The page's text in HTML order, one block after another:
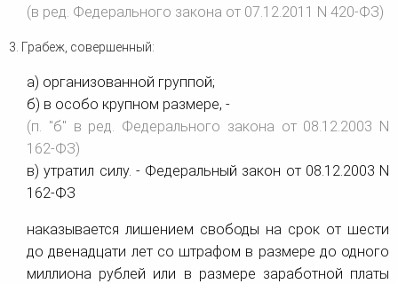
(в ред. Федерального закона от 07.12.2011 N 420-ФЗ)
3. Грабеж, совершенный:
а) организованной группой;
б) в особо крупном размере, -
(п. "б" в ред. Федерального закона от 08.12.2003 N
162-ФЗ)
в) утратил силу. - Федеральный закон от 08.12.2003 N
162-ФЗ
наказывается лишением свободы на срок от шести
до двенадцати лет со штрафом в размере до одного
миллиона рублей или в размере заработной платы